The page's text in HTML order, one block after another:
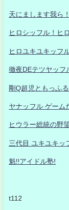
天にまします我ら！
ヒロシッフル！ヒ
ヒロユキユキッフ
徹夜DEテツヤッフ
剛Q超児ともっふる
ヤナッフル ゲーム
ヒウラー総統の野
三代目 ユキユキ
魁!!アイドル塾!
t112